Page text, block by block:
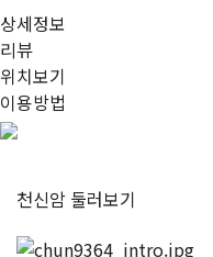
상세정보
리뷰
위치보기
이용방법
천신암 둘러보기